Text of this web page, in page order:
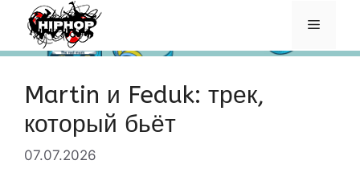
Перейти
содержимому
Меню
Martin и Feduk: трек,
который бьёт
07.07.2026